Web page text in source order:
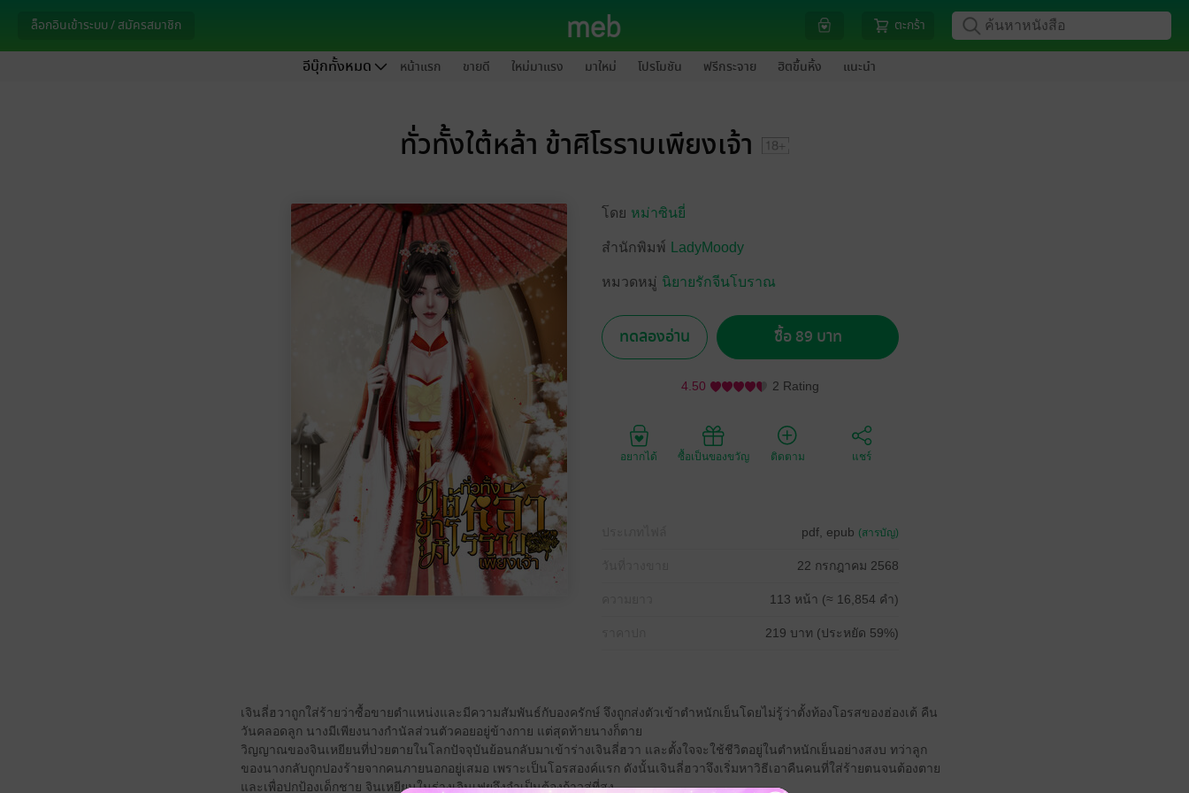
ล็อกอินเข้าระบบ / สมัครสมาชิก ตะกร้า
อีบุ๊กทั้งหมด หน้าแรก ขายดี ใหม่มาแรง มาใหม่ โปรโมชัน ฟรีกระจาย ฮิตขึ้นหิ้ง แนะนำ
ทั่วทั้งใต้หล้า ข้าศิโรราบเพียงเจ้า
โดย หม่าซินยี่
สำนักพิมพ์ LadyMoody
หมวดหมู่ นิยายรักจีนโบราณ
ทดลองอ่าน ซื้อ 89 บาท
4.50 2 Rating
อยากได้ ซื้อเป็นของขวัญ ติดตาม แชร์
pdf, epub (สารบัญ)
22 กรกฎาคม 2568
113 หน้า (≈ 16,854 คำ)
219 บาท (ประหยัด 59%)
เจินลี่ฮวาถูกใส่ร้ายว่าซื้อขายตำแหน่งและมีความสัมพันธ์กับองครักษ์ จึงถูกส่งตัวเข้าตำหนักเย็นโดยไม่รู้ว่าตั้งท้องโอรสของฮ่องเต้ คืน
วันคลอดลูก นางมีเพียงนางกำนัลส่วนตัวคอยอยู่ข้างกาย แต่สุดท้ายนางก็ตาย
วิญญาณของจินเหยียนที่ป่วยตายในโลกปัจจุบันย้อนกลับมาเข้าร่างเจินลี่ฮวา และตั้งใจจะใช้ชีวิตอยู่ในตำหนักเย็นอย่างสงบ ทว่าลูก
ของนางกลับถูกปองร้ายจากคนภายนอกอยู่เสมอ เพราะเป็นโอรสองค์แรก ดังนั้นเจินลี่ฮวาจึงเริ่มหาวิธีเอาคืนคนที่ใส่ร้ายตนจนต้องตาย
และเพื่อปกป้องเด็กชาย จินเหยียนในร่างเจินเฟยจึงจำเป็นต้องก้าวสู่ที่สูง